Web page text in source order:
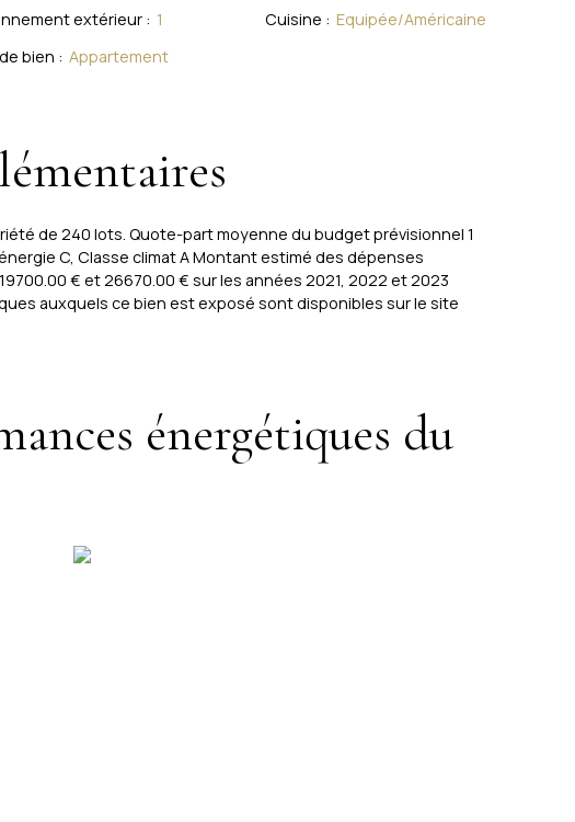
extérieur: 1 Cuisine : Equipée/Américaine
bien : Appartement
de 240 lots. Quote-part moyenne du budget prévisionnel 1
C, Classe climat A Montant estimé des dépenses
€ et 26670.00 € sur les années 2021, 2022 et 2023
auxquels ce bien est exposé sont disponibles sur le site
énergétiques du